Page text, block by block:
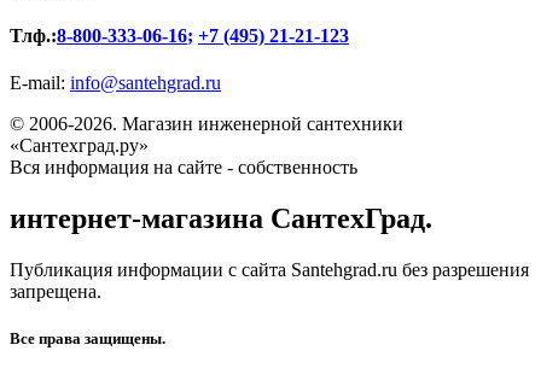
Тлф.:8-800-333-06-16; +7 (495) 21-21-123
E-mail: info@santehgrad.ru
© 2006-2026. Магазин инженерной сантехники
«Сантехград.ру»
Вся информация на сайте - собственность
интернет-магазина СантехГрад.
Публикация информации с сайта Santehgrad.ru без разрешения
запрещена.
Все права защищены.